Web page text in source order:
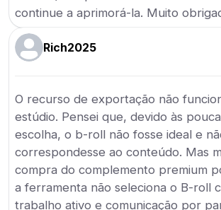
continue a aprimorá-la. Muito
Rich2025
O recurso de exportação não
estúdio. Pensei que, devido às
escolha, o b-roll não fosse ideal e
correspondesse ao conteúdo. Mas
compra do complemento premium
a ferramenta não seleciona o B-roll
trabalho ativo e comunicação por